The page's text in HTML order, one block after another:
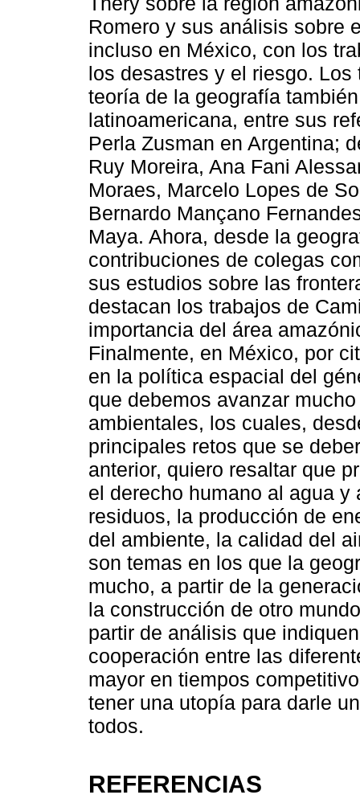
Romero y sus análisis sobre
incluso en México, con los
los desastres y el riesgo.
teoría de la geografía
latinoamericana, entre sus
Perla Zusman en Argentina;
Ruy Moreira, Ana Fani
Moraes, Marcelo Lopes de
Bernardo Mançano
Maya. Ahora, desde la
contribuciones de colegas
sus estudios sobre las
destacan los trabajos de
importancia del área
Finalmente, en México, por
en la política espacial del
que debemos avanzar
ambientales, los cuales,
principales retos que se
anterior, quiero resaltar que
el derecho humano al agua
residuos, la producción de
del ambiente, la calidad del
son temas en los que la
mucho, a partir de la
la construcción de otro
partir de análisis que
cooperación entre las
mayor en tiempos
tener una utopía para darle
todos.
REFERENCIAS